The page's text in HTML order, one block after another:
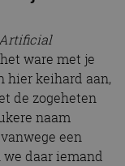
ware met je
hier keihard aan,
de zogeheten
naam
een
daar iemand